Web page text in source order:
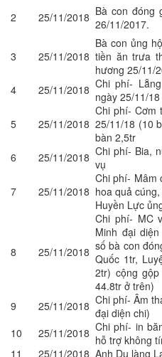
2 25/11/2018 Bà con đóng
26/11/2017.
3 25/11/2018
Bà con ủng
tiền ăn trưa
hương 25/11/
4 25/11/2018 Chi phí-
ngày 25/11/
5 25/11/2018
Chi phí- Cơm
25/11/18 (10
bàn 2,5tr
6 25/11/2018 Chi phí- Bia,
vụ
7 25/11/2018
Chi phí- Mâm
hoa quả
Huyền Lực
8 25/11/2018
Chi phí- MC
Minh đại
số bà con
Quốc 1tr,
2tr) cộng
44.8tr ở trên)
9
25/11/2018 Chi phí- Âm
đại diện chi)
10
25/11/2018 Chi phí- in
hỗ trợ không
11
25/11/2018 Anh Du làng